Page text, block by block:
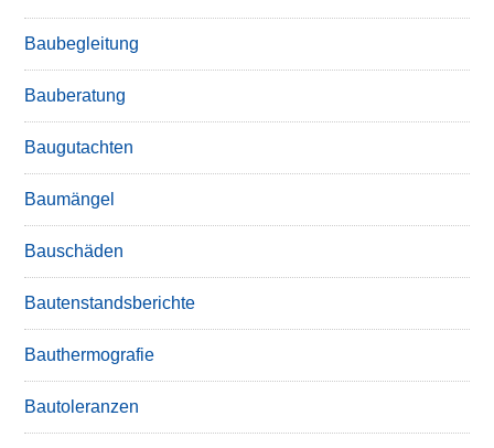
Baubegleitung
Bauberatung
Baugutachten
Baumängel
Bauschäden
Bautenstandsberichte
Bauthermografie
Bautoleranzen